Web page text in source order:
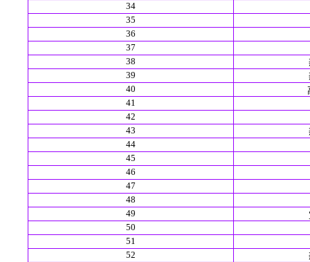
34
35
36
37
38
39
40
41
42
43
44
45
46
47
48
49
50
51
52